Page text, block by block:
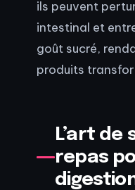
ils peuvent
intestinal et
goût sucré,
produits
L’art
repas